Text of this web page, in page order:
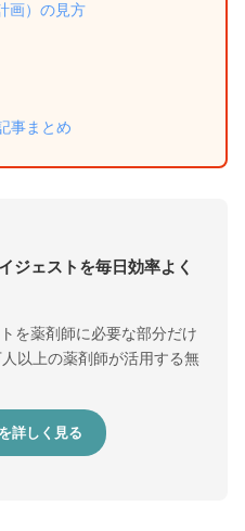
画）の見方
事まとめ
ジェストを毎日効率よく
を薬剤師に必要な部分だけ
以上の薬剤師が活用する無
詳しく見る